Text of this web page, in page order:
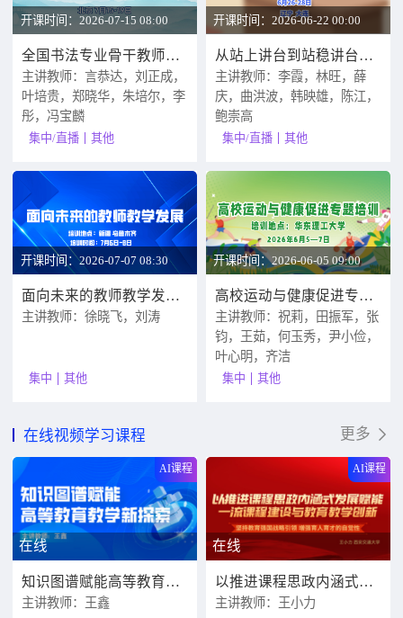
开课时间：2026-07-15 08:00
全国书法专业骨干教师研修班
主讲教师：言恭达，刘正成，
叶培贵，郑晓华，朱培尔，李
彤，冯宝麟
集中/直播 其他
开课时间：2026-06-22 00:00
从站上讲台到站稳讲台：新教师课堂教学基本技能训练营
主讲教师：李霞，林旺，薛
庆，曲洪波，韩映雄，陈江，
鲍崇高
集中/直播 其他
开课时间：2026-07-07 08:30
面向未来的教师教学发展专题研修
主讲教师：徐晓飞，刘涛
集中 其他
开课时间：2026-06-05 09:00
高校运动与健康促进专题培训
主讲教师：祝莉，田振军，张
钧，王茹，何玉秀，尹小俭，
叶心明，齐洁
集中 其他
在线视频学习课程 更多
AI课程
在线
知识图谱赋能高等教育教学新探索
主讲教师：王鑫
AI课程
在线
以推进课程思政内涵式发展赋能一流课程建设与教育教学创新
主讲教师：王小力